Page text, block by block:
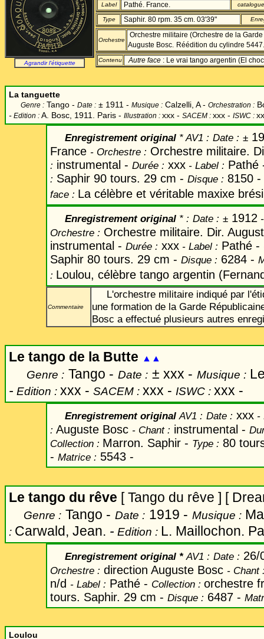
Agrandir l'étiquette
Label Pathé. France. catalogue
Type Saphir. 80 rpm. 35 cm. 03'39"
Orchestre
Orchestre militaire (Orchestre de la
Auguste Bosc. Réédition du cylindre 5447.
Contenu Autre face : Le vrai tango argentin (El
La tanguette
Genre : Tango - Date : ± 1911 - Musique : Calzelli, A - Orchestration :
- Edition : A. Bosc, 1911. Paris - Illustration : xxx - SACEM : xxx - ISWC :
Enregistrement original * AV1 : Date : ±
France - Orchestre : Orchestre militaire.
: instrumental - Durée : xxx - Label :
: Saphir 90 tours. 29 cm - Disque : 8150 -
face : La célèbre et véritable maxixe
Enregistrement original * : Date : ± 1912
Orchestre : Orchestre militaire. Dir.
instrumental - Durée : xxx - Label : Pathé -
Saphir 80 tours. 29 cm - Disque : 6284 -
: Loulou, célèbre tango argentin
Commentaire
L'orchestre militaire indiqué par
une formation de la Garde
Bosc a effectué plusieurs autres
Le tango de la Butte ▲▲
Genre : Tango - Date : ± xxx - Musique :
- Edition : xxx - SACEM : xxx - ISWC : xxx -
Enregistrement originalAV1 : Date : xxx -
: Auguste Bosc - Chant: instrumental -
Collection : Marron. Saphir - Type : 80
- Matrice : 5543 -
Le tango du rêve [ Tango du rêve ] [
Genre : Tango - Date : 1919 - Musique :
: Carwald, Jean. - Edition : L. Maillochon.
Enregistrement original *AV1 : Date : 26/
Orchestre : direction Auguste Bosc - Chant
n/d - Label : Pathé - Collection : orchestre
tours. Saphir. 29 cm - Disque : 6487 -
Loulou